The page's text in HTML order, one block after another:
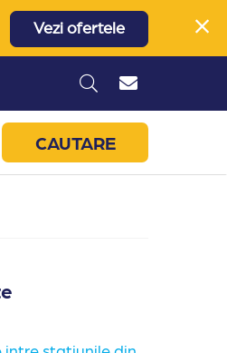
Vezi ofertele
CAUTARE